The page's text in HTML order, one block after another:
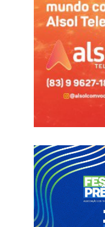
Corpo de Bombeiros,
Polícia Civil, Secretaria
responsáveis pela
evento.
O TAC estabelece
estrutura, limpeza
objetivo de garantir a
preservação do meio
carnavalescos.
Horários definidos
De acordo com o
Carnaval 2026 deverá